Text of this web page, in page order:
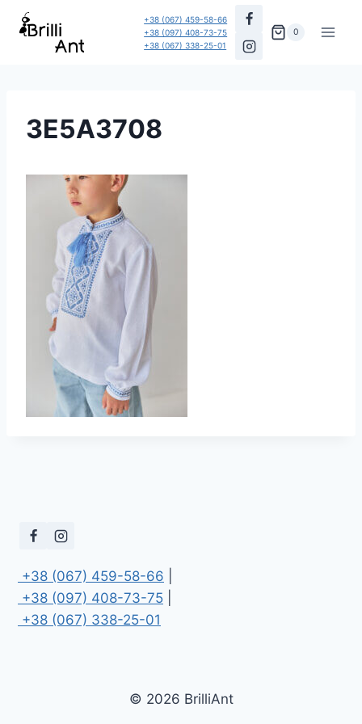
Перейти
+38 (067) 459-58-66
+38 (097) 408-73-75
+38 (067) 338-25-01
0
3E5A3708
+38 (067) 459-58-66
+38 (097) 408-73-75
+38 (067) 338-25-01
© 2026 BrilliAnt